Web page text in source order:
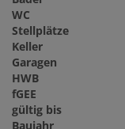
WC
Stellplätze
Keller
Garagen
HWB
fGEE
gültig bis
Baujahr